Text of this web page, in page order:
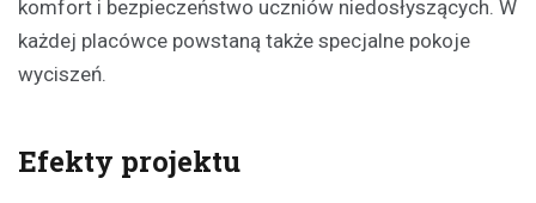
komfort i bezpieczeństwo uczniów niedosłyszących. W
każdej placówce powstaną także specjalne pokoje
wyciszeń.
Efekty projektu